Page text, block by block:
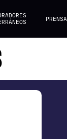
PRENSA